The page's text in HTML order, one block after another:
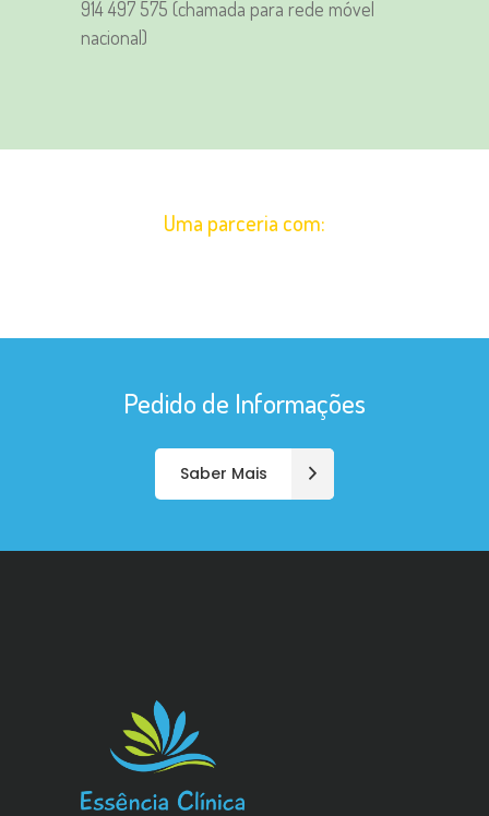
914 497 575 (chamada para rede móvel
nacional)
Uma parceria com:
Pedido de Informações
Saber Mais